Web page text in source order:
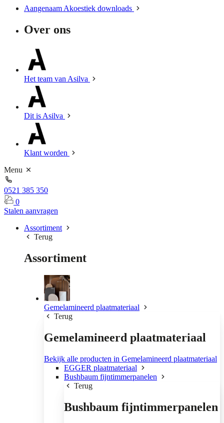
Aangenaam Akoestiek downloads
Over ons
Het team van Asilva
Dit is Asilva
Klant worden
Menu
0521 385 350
0
Stalen aanvragen
Assortiment
Terug
Assortiment
Gemelamineerd plaatmateriaal
Terug
Gemelamineerd plaatmateriaal
Bekijk alle producten in Gemelamineerd plaatmateriaal
EGGER plaatmateriaal
Bushbaum fijntimmerpanelen
Terug
Bushbaum fijntimmerpanelen